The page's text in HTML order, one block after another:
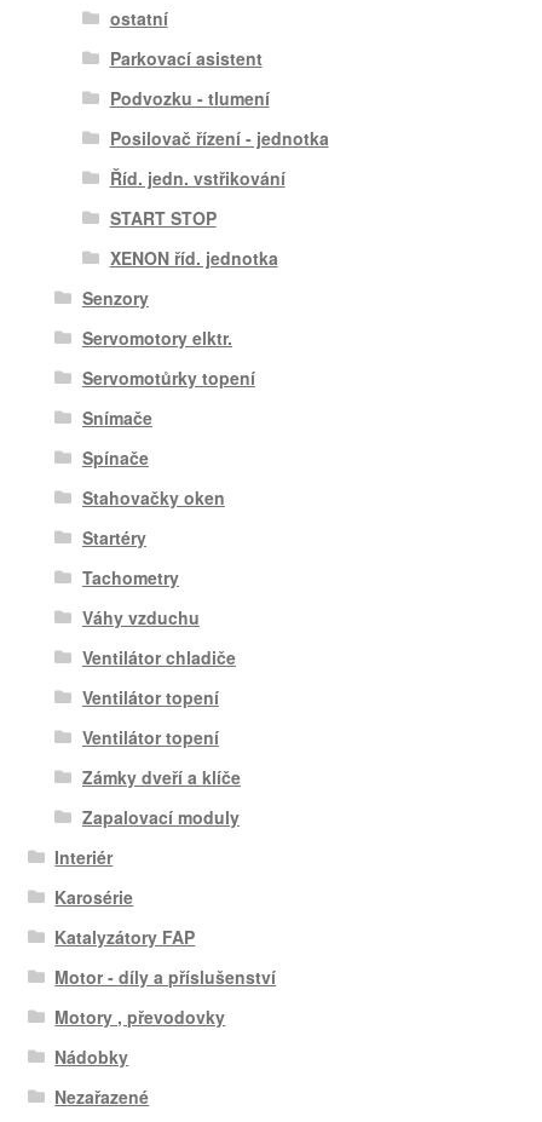
ostatní
Parkovací asistent
Podvozku - tlumení
Posilovač řízení - jednotka
Říd. jedn. vstřikování
START STOP
XENON říd. jednotka
Senzory
Servomotory elktr.
Servomotůrky topení
Snímače
Spínače
Stahovačky oken
Startéry
Tachometry
Váhy vzduchu
Ventilátor chladiče
Ventilátor topení
Ventilátor topení
Zámky dveří a klíče
Zapalovací moduly
Interiér
Karosérie
Katalyzátory FAP
Motor - díly a příslušenství
Motory , převodovky
Nádobky
Nezařazené